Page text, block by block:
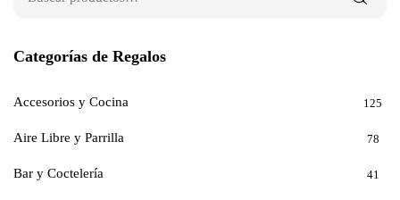
Categorías de Regalos
Accesorios y Cocina 125
Aire Libre y Parrilla 78
Bar y Coctelería 41